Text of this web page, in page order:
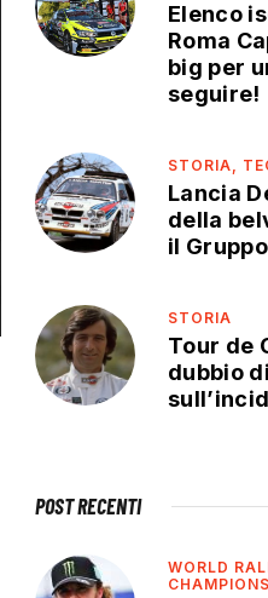
Elenco
Roma
big per
seguire!
STORIA,
Lancia
della
il
STORIA
Tour de
dubbio
POST RECENTI
WORLD